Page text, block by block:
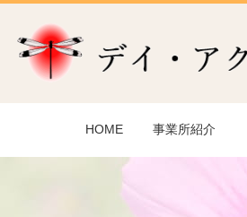
HOME 事業所紹介